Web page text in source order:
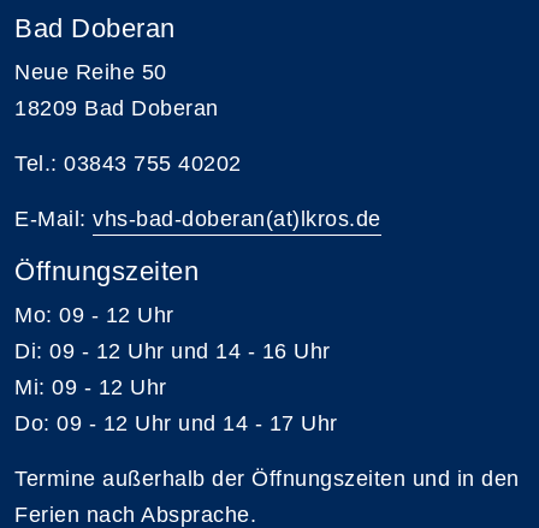
Bad Doberan
Neue Reihe 50
18209 Bad Doberan
Tel.: 03843 755 40202
E-Mail: vhs-bad-doberan(at)lkros.de
Öffnungszeiten
Mo: 09 - 12 Uhr
Di: 09 - 12 Uhr und 14 - 16 Uhr
Mi: 09 - 12 Uhr
Do: 09 - 12 Uhr und 14 - 17 Uhr
Termine außerhalb der Öffnungszeiten und in den
Ferien nach Absprache.